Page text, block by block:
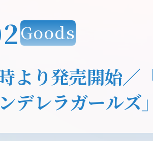
Goods
より発売開始／
デレラガールズ
登場！